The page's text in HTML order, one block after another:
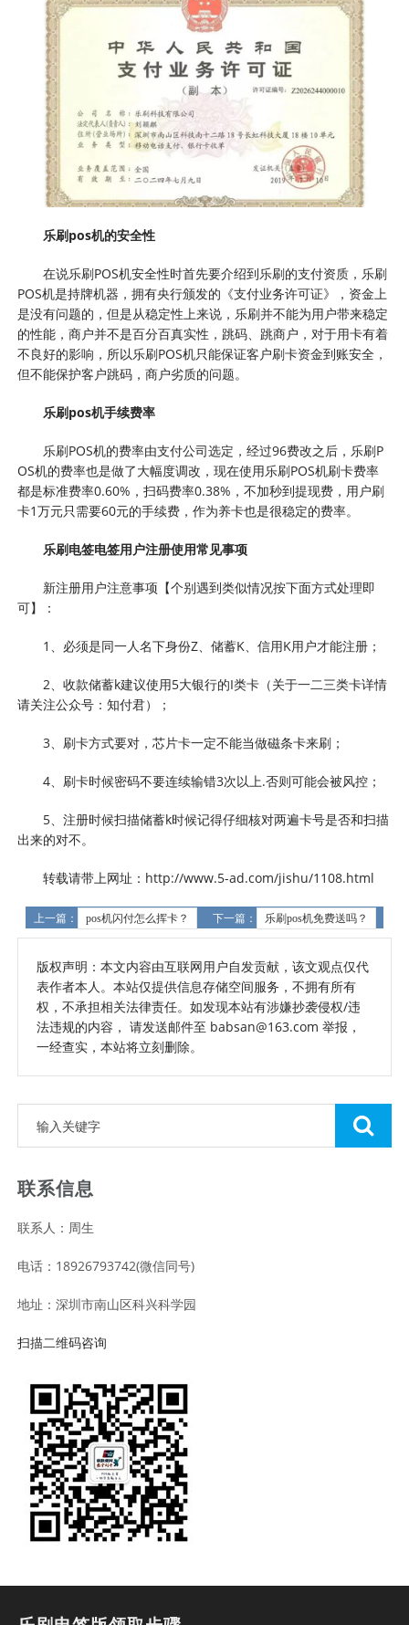
乐刷pos机的安全性
在说乐刷POS机安全性时首先要介绍到乐刷的支付资质，乐刷
POS机是持牌机器，拥有央行颁发的《支付业务许可证》，资金上
是没有问题的，但是从稳定性上来说，乐刷并不能为用户带来稳定
的性能，商户并不是百分百真实性，跳码、跳商户，对于用卡有着
不良好的影响，所以乐刷POS机只能保证客户刷卡资金到账安全，
但不能保护客户跳码，商户劣质的问题。
乐刷pos机手续费率
乐刷POS机的费率由支付公司选定，经过96费改之后，乐刷P
OS机的费率也是做了大幅度调改，现在使用乐刷POS机刷卡费率
都是标准费率0.60%，扫码费率0.38%，不加秒到提现费，用户刷
卡1万元只需要60元的手续费，作为养卡也是很稳定的费率。
乐刷电签电签用户注册使用常见事项
新注册用户注意事项【个别遇到类似情况按下面方式处理即
可】：
1、必须是同一人名下身份Z、储蓄K、信用K用户才能注册；
2、收款储蓄k建议使用5大银行的I类卡（关于一二三类卡详情
请关注公众号：知付君）；
3、刷卡方式要对，芯片卡一定不能当做磁条卡来刷；
4、刷卡时候密码不要连续输错3次以上.否则可能会被风控；
5、注册时候扫描储蓄k时候记得仔细核对两遍卡号是否和扫描
出来的对不。
转载请带上网址：http://www.5-ad.com/jishu/1108.html
上一篇： pos机闪付怎么挥卡？ 下一篇： 乐刷pos机免费送吗？
版权声明：本文内容由互联网用户自发贡献，该文观点仅代
表作者本人。本站仅提供信息存储空间服务，不拥有所有
权，不承担相关法律责任。如发现本站有涉嫌抄袭侵权/违
法违规的内容， 请发送邮件至 babsan@163.com 举报，
一经查实，本站将立刻删除。
联系信息
联系人：周生
电话：18926793742(微信同号)
地址：深圳市南山区科兴科学园
扫描二维码咨询